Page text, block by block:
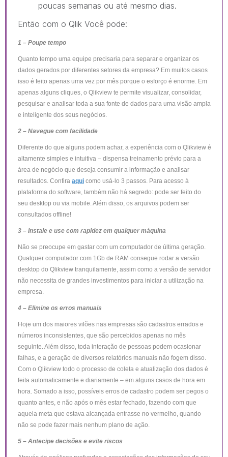
poucas semanas ou até mesmo dias.
Então com o Qlik Você pode:
1 – Poupe tempo
Quanto tempo uma equipe precisaria para separar e organizar os
dados gerados por diferentes setores da empresa? Em muitos casos
isso é feito apenas uma vez por mês porque o esforço é enorme. Em
apenas alguns cliques, o Qlikview te permite visualizar, consolidar,
pesquisar e analisar toda a sua fonte de dados para uma visão ampla
e inteligente dos seus negócios.
2 – Navegue com facilidade
Diferente do que alguns podem achar, a experiência com o Qlikview é
altamente simples e intuitiva – dispensa treinamento prévio para a
área de negócio que deseja consumir a informação e analisar
resultados. Confira aqui como usá-lo 3 passos. Para acesso à
plataforma do software, também não há segredo: pode ser feito do
seu desktop ou via mobile. Além disso, os arquivos podem ser
consultados offline!
3 – Instale e use com rapidez em qualquer máquina
Não se preocupe em gastar com um computador de última geração.
Qualquer computador com 1Gb de RAM consegue rodar a versão
desktop do Qlikview tranquilamente, assim como a versão de servidor
não necessita de grandes investimentos para iniciar a utilização na
empresa.
4 – Elimine os erros manuais
Hoje um dos maiores vilões nas empresas são cadastros errados e
números inconsistentes, que são percebidos apenas no mês
seguinte. Além disso, toda interação de pessoas podem ocasionar
falhas, e a geração de diversos relatórios manuais não fogem disso.
Com o Qlikview todo o processo de coleta e atualização dos dados é
feita automaticamente e diariamente – em alguns casos de hora em
hora. Somado a isso, possíveis erros de cadastro podem ser pegos o
quanto antes, e não após o mês estar fechado, fazendo com que
aquela meta que estava alcançada entrasse no vermelho, quando
não se pode fazer mais nenhum plano de ação.
5 – Antecipe decisões e evite riscos